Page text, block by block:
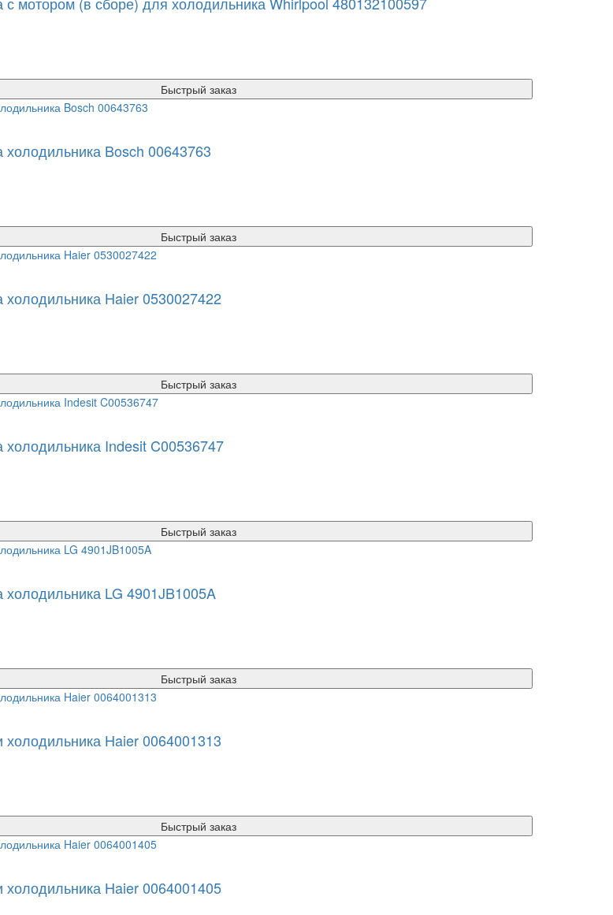
Быстрый заказ
холодильника Bosch 00643763
Быстрый заказ
холодильника Haier 0530027422
Быстрый заказ
холодильника Indesit C00536747
Быстрый заказ
LG 4901JB1005A
Быстрый заказ
холодильника Haier 0064001313
Быстрый заказ
холодильника Haier 0064001405